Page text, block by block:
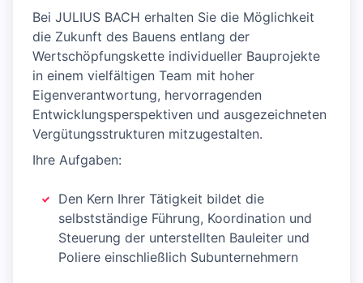
Bei JULIUS BACH erhalten Sie die Möglichkeit
die Zukunft des Bauens entlang der
Wertschöpfungskette individueller Bauprojekte
in einem vielfältigen Team mit hoher
Eigenverantwortung, hervorragenden
Entwicklungsperspektiven und ausgezeichneten
Vergütungsstrukturen mitzugestalten.
Ihre Aufgaben:
Den Kern Ihrer Tätigkeit bildet die
selbstständige Führung, Koordination und
Steuerung der unterstellten Bauleiter und
Poliere einschließlich Subunternehmern